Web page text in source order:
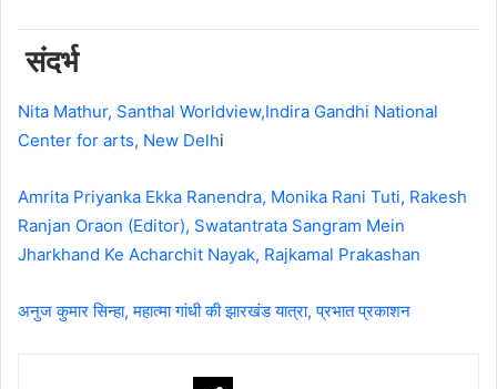
संदर्भ
Nita Mathur, Santhal Worldview,Indira Gandhi National
Center for arts, New Delhi
Amrita Priyanka Ekka Ranendra, Monika Rani Tuti, Rakesh
Ranjan Oraon (Editor), Swatantrata Sangram Mein
Jharkhand Ke Acharchit Nayak, Rajkamal Prakashan
अनुज कुमार सिन्हा, महात्मा गांधी की झारखंड यात्रा, प्रभात प्रकाशन